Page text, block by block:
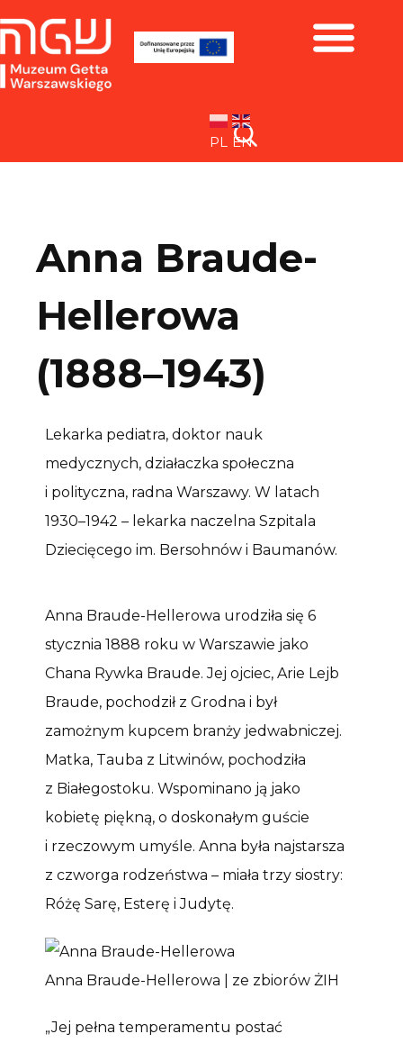
PL EN
Anna Braude-
Hellerowa
(1888–1943)
Lekarka pediatra, doktor nauk
medycznych, działaczka społeczna
i polityczna, radna Warszawy. W latach
1930–1942 – lekarka naczelna Szpitala
Dziecięcego im. Bersohnów i Baumanów.
Anna Braude-Hellerowa urodziła się 6
stycznia 1888 roku w Warszawie jako
Chana Rywka Braude. Jej ojciec, Arie Lejb
Braude, pochodził z Grodna i był
zamożnym kupcem branży jedwabniczej.
Matka, Tauba z Litwinów, pochodziła
z Białegostoku. Wspominano ją jako
kobietę piękną, o doskonałym guście
i rzeczowym umyśle. Anna była najstarsza
z czworga rodzeństwa – miała trzy siostry:
Różę Sarę, Esterę i Judytę.
Anna Braude-Hellerowa | ze zbiorów ŻIH
„Jej pełna temperamentu postać